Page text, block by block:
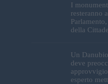
I
resteranno
della
Un
deve
esperto